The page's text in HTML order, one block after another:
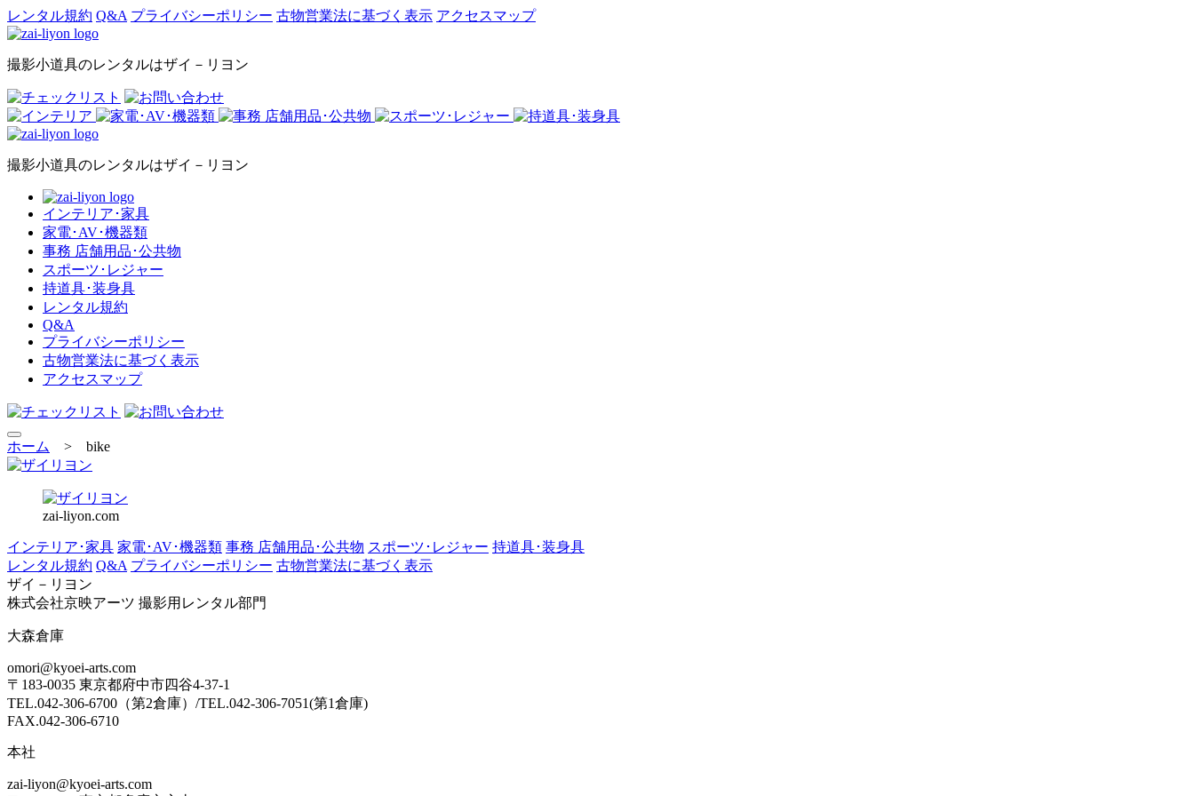
レンタル規約 Q&A プライバシーポリシー 古物営業法に基づく表示 アクセスマップ
撮影小道具のレンタルはザイ－リヨン
撮影小道具のレンタルはザイ－リヨン
インテリア･家具
家電･AV･機器類
事務 店舗用品･公共物
スポーツ･レジャー
持道具･装身具
レンタル規約
Q&A
プライバシーポリシー
古物営業法に基づく表示
アクセスマップ
ホーム > bike
zai-liyon.com
インテリア･家具 家電･AV･機器類 事務 店舗用品･公共物 スポーツ･レジャー 持道具･装身具
レンタル規約 Q&A プライバシーポリシー 古物営業法に基づく表示
ザイ－リヨン
株式会社京映アーツ 撮影用レンタル部門
大森倉庫
omori@kyoei-arts.com
〒183-0035 東京都府中市四谷4-37-1
TEL.042-306-6700（第2倉庫）/TEL.042-306-7051(第1倉庫)
FAX.042-306-6710
本社
zai-liyon@kyoei-arts.com